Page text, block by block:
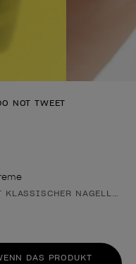
NOT TWEET
NAGELLACK
DAS PRODUKT